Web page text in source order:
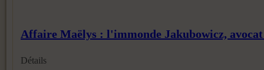
Affaire Maëlys : l'immonde Jakubowicz,
Détails